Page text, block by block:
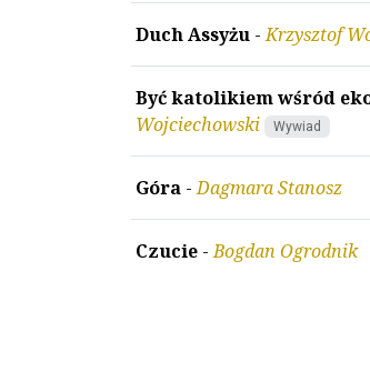
Duch Assyżu -Krzysztof
Być katolikiem wśród
Wojciechowski
Wywiad
Góra -Dagmara Stanosz
Czucie -Bogdan Ogrodnik